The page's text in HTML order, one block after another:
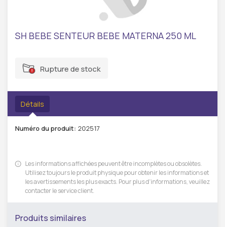
SH BEBE SENTEUR BEBE MATERNA 250 ML
Rupture de stock
Détails
Numéro du produit: 202517
Les informations affichées peuvent être incomplètes ou obsolètes.
Utilisez toujours le produit physique pour obtenir les informations et
les avertissements les plus exacts. Pour plus d'informations, veuillez
contacter le service client.
Produits similaires